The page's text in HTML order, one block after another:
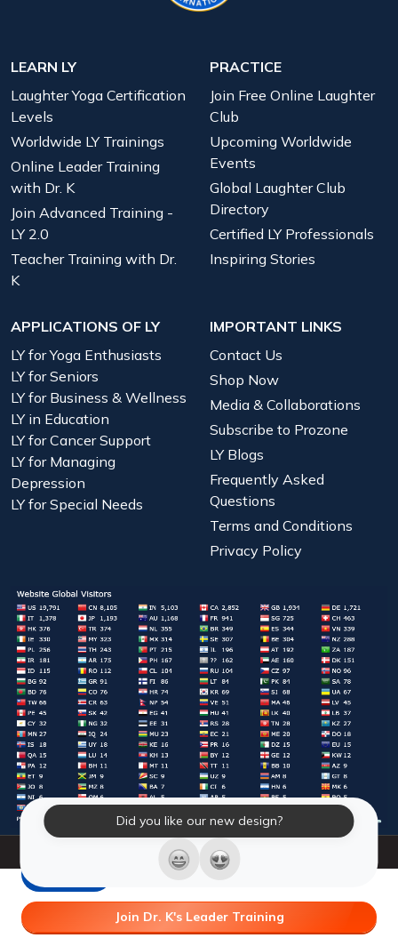
Did you like our new design?
Join Dr. K's Leader Training
LEARN LY
Laughter Yoga Certification
Levels
Worldwide LY Trainings
Online Leader Training
with Dr. K
Join Advanced Training -
LY 2.0
Teacher Training with Dr.
K
PRACTICE
Join Free Online Laughter
Club
Upcoming Worldwide
Events
Global Laughter Club
Directory
Certified LY Professionals
Inspiring Stories
APPLICATIONS OF LY
LY for Yoga Enthusiasts
LY for Seniors
LY for Business & Wellness
LY in Education
LY for Cancer Support
LY for Managing
Depression
LY for Special Needs
IMPORTANT LINKS
Contact Us
Shop Now
Media & Collaborations
Subscribe to Prozone
LY Blogs
Frequently Asked
Questions
Terms and Conditions
Privacy Policy
© 2026 Laughter Yoga International. All Rights Reserved.